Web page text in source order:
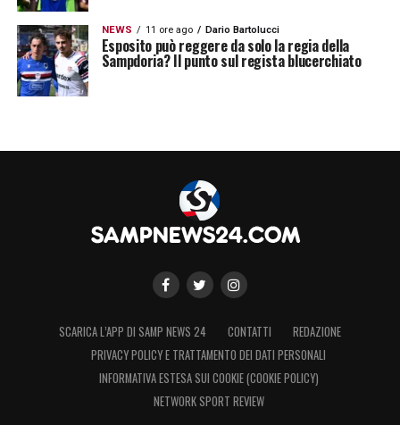
NEWS 11 ore ago Dario Bartolucci
Esposito può reggere da solo la regia della
Sampdoria? Il punto sul regista blucerchiato
SCARICA L’APP DI SAMP NEWS 24 CONTATTI
REDAZIONE
PRIVACY POLICY E TRATTAMENTO DEI DATI PERSONALI
INFORMATIVA ESTESA SUI COOKIE (COOKIE POLICY)
NETWORK SPORT REVIEW